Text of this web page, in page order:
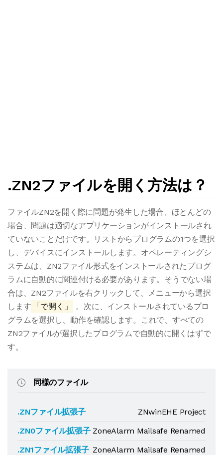
.ZN2ファイルを開く方法は？
ファイルZN2を開く際に問題が発生した場合、ほとんどの
場合、問題は適切なアプリケーションがインストールされ
ていないことだけです。リストからプログラムの1つを選択
し、デバイスにインストールします。オペレーティングシ
ステムは、ZN2ファイル形式をインストールされたプログ
ラムに自動的に関連付ける必要があります。そうでない場
合は、ZN2ファイルを右クリックして、メニューから選択
します
「で開く」
。次に、インストールされているプロ
グラムを選択し、動作を確認します。これで、すべての
ZN2ファイルが選択したプログラムで自動的に開くはずで
す。
同様のファイル
.ZNファイル拡張子
ZNwinEHE Project
.ZN0ファイル拡張子 ZoneAlarm Mailsafe Renamed
.ZN1ファイル拡張子 ZoneAlarm Mailsafe Renamed